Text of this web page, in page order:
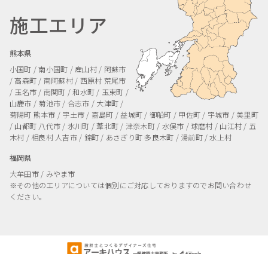
施工エリア
熊本県
小国町 / 南小国町 / 産山村 / 阿蘇市
/ 高森町 / 南阿蘇村 / 西原村 荒尾市
/ 玉名市 / 南関町 / 和水町 / 玉東町 /
山鹿市 / 菊池市 / 合志市 / 大津町 /
菊陽町 熊本市 / 宇土市 / 嘉島町 / 益城町 / 御船町 / 甲佐町 / 宇城市 / 美里町
/ 山都町 八代市 / 氷川町 / 葦北町 / 津奈木町 / 水俣市 / 球磨村 / 山江村 / 五
木村 / 相良村人吉市 / 錦町 / あさぎり町 多良木町 / 湯前町 / 水上村
福岡県
大牟田市 / みやま市
※その他のエリアについては個別にご対応しておりますのでお問い合わせ
ください。